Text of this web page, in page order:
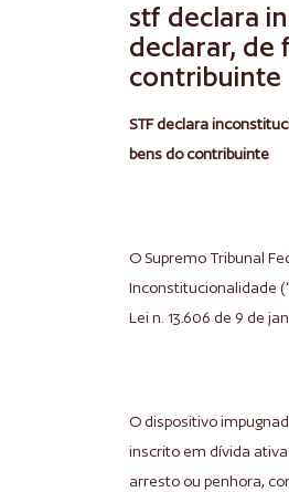
stf declara
declarar, de
contribuinte
STF declara
bens do contribuinte
O Supremo Tribunal
Inconstitucionalidade
Lei n. 13.606 de 9 de
O dispositivo
inscrito em dívida
arresto ou penhora,